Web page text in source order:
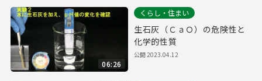
06:26
くらし・住まい
生石灰（ＣａＯ）の危険性と
化学的性質
公開2023.04.12